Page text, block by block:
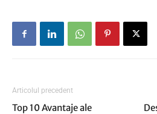
Articolul precedent
Top 10 Avantaje ale